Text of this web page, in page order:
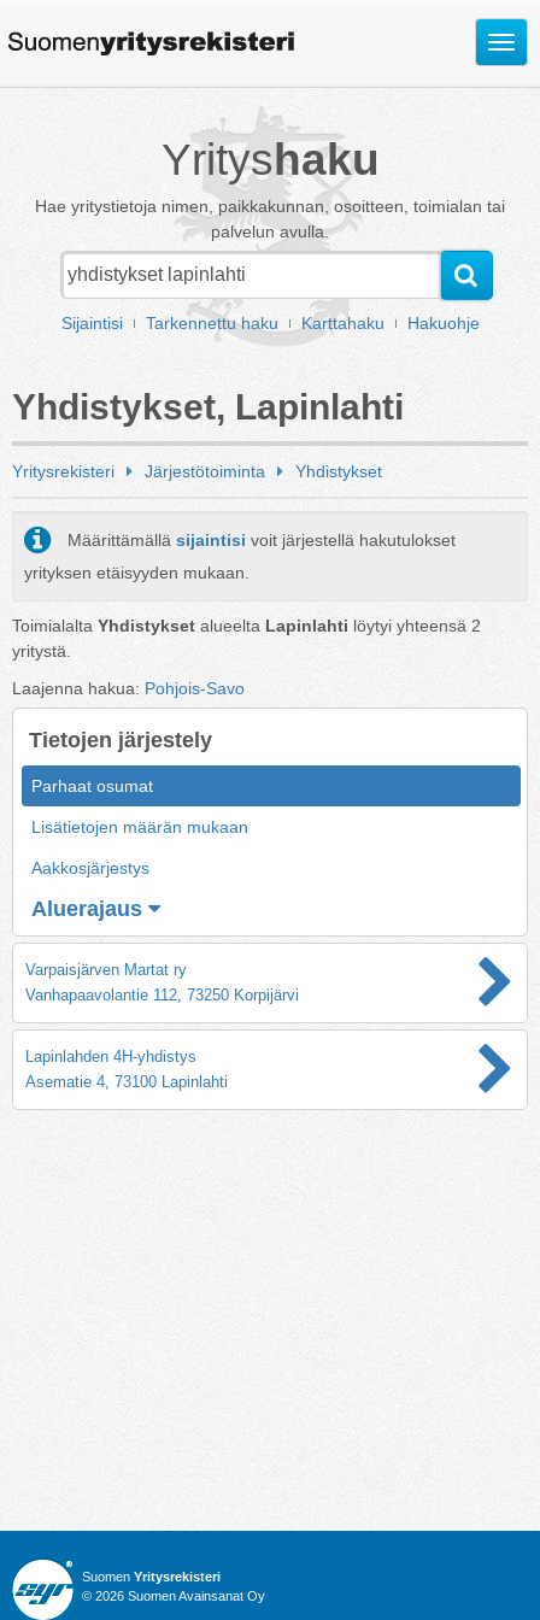
Avaa
Yrityshaku
Hae yritystietoja nimen, paikkakunnan, osoitteen, toimialan tai
palvelun avulla.
Sijaintisi Tarkennettu haku Karttahaku Hakuohje
Yhdistykset, Lapinlahti
Yritysrekisteri Järjestötoiminta Yhdistykset
Määrittämällä sijaintisi voit järjestellä hakutulokset
yrityksen etäisyyden mukaan.
Toimialalta Yhdistykset alueelta Lapinlahti löytyi yhteensä 2
yritystä.
Laajenna hakua: Pohjois-Savo
Tietojen järjestely
Parhaat osumat
Lisätietojen määrän mukaan
Aakkosjärjestys
Aluerajaus
Varpaisjärven Martat ry
Vanhapaavolantie 112, 73250 Korpijärvi
Lapinlahden 4H-yhdistys
Asematie 4, 73100 Lapinlahti
Suomen Yritysrekisteri
© 2026 Suomen Avainsanat Oy